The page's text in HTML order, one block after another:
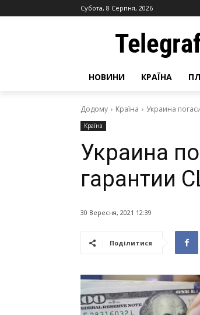
Субота, 8 Серпня, 2026
НОВИНИ КРАЇНА
Додому Країна Украина
Країна
Украина
гарантии
30 Вересня, 2021 12:39
Поділитися